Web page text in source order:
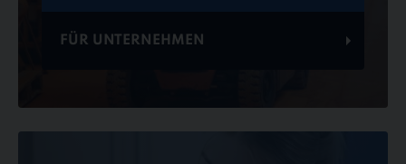
FÜR UNTERNEHMEN